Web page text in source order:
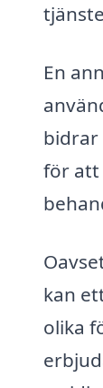
En
bidrar
för att
kan
olika